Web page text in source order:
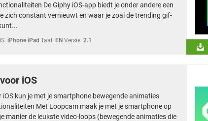
De Giphy iOS-app biedt je onder andere een
zich constant vernieuwt en waar je zoal de trending gif-
iPhone iPad Taal: EN Versie: 2.1
iOS
iOS kun je met je smartphone bewegende animaties
Met Loopcam maak je met je smartphone op
manier de leukste video-loops (bewegende animaties die